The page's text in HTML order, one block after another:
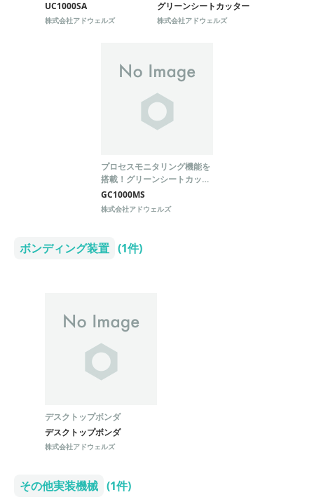
アロン超音波カッター
『UC1000SA』
UC1000SA
株式会社アドウェルズ
超音波カットも可能！
グリーンシートカッター
株式会社アドウェルズ
プロセスモニタリング機能を
搭載！グリーンシートカッタ
ー『GC1000MS』
GC1000MS
株式会社アドウェルズ
ボンディング装置 (1件)
デスクトップボンダ
デスクトップボンダ
株式会社アドウェルズ
その他実装機械 (1件)